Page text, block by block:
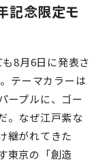
記念限定モ
8月6日に発表さ
テーマカラーは
ープルに、ゴー
。なぜ江戸紫な
継がれてきた
東京の「創造